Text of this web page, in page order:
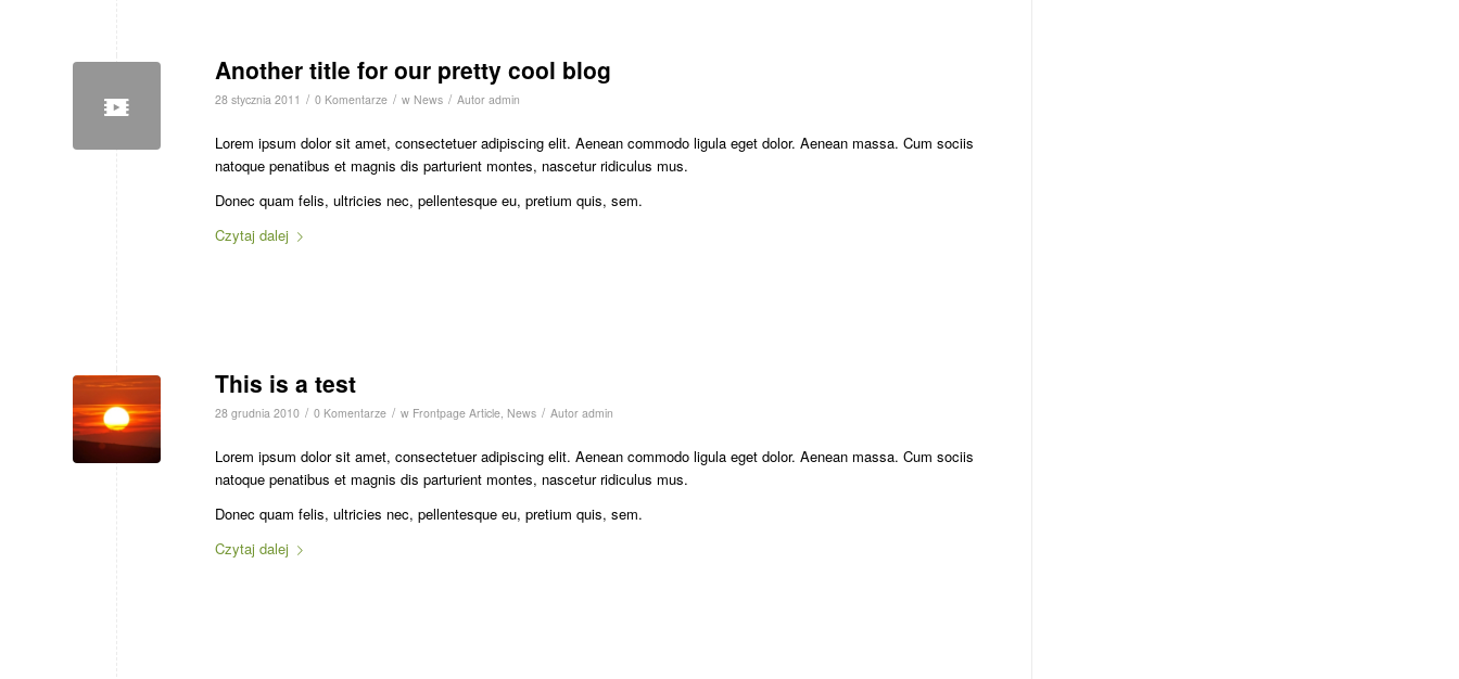
Another title for our pretty cool blog
28 stycznia 2011 / 0 Komentarze / w News / Autor admin
Lorem ipsum dolor sit amet, consectetuer adipiscing elit. Aenean commodo ligula eget dolor. Aenean massa. Cum sociis
natoque penatibus et magnis dis parturient montes, nascetur ridiculus mus.
Donec quam felis, ultricies nec, pellentesque eu, pretium quis, sem.
Czytaj dalej
This is a test
28 grudnia 2010 / 0 Komentarze / w Frontpage Article, News / Autor admin
Lorem ipsum dolor sit amet, consectetuer adipiscing elit. Aenean commodo ligula eget dolor. Aenean massa. Cum sociis
natoque penatibus et magnis dis parturient montes, nascetur ridiculus mus.
Donec quam felis, ultricies nec, pellentesque eu, pretium quis, sem.
Czytaj dalej